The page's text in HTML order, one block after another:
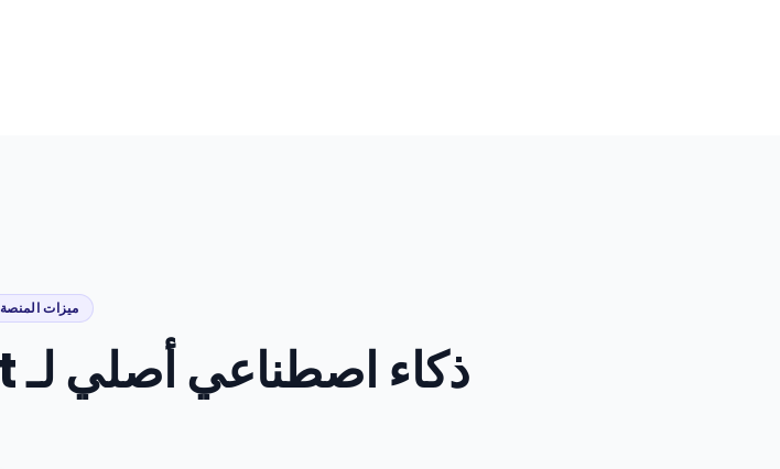
ميزات المنصة
ذكاء اصطناعي أصلي لـ Reddit